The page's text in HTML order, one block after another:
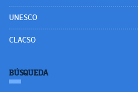
UNESCO
CLACSO
BÚSQUEDA